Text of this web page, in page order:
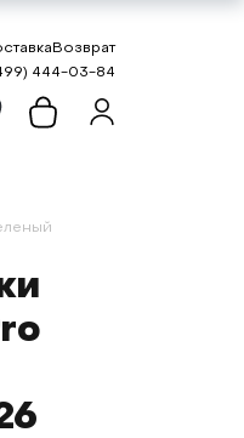
Возврат
444-03-84